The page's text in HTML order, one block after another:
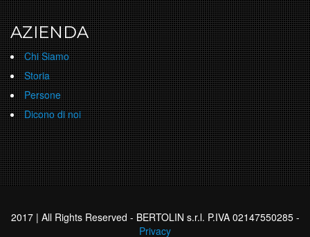
AZIENDA
Chi Siamo
Storia
Persone
Dicono di noi
2017 | All Rights Reserved - BERTOLIN s.r.l. P.IVA 02147550285 -
Privacy